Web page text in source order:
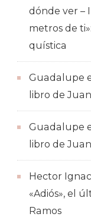
dónde ver –
metros de
quística
Guadalupe
libro de
Guadalupe
libro de
Hector
«Adiós», el
Ramos